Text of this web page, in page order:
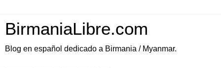
BirmaniaLibre.com
Blog en español dedicado a Birmania / Myanmar.